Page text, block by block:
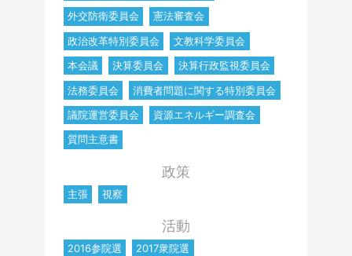
外交防衛委員会
憲法審査会
政治改革特別委員会
文教科学委員会
本会議
決算委員会
決算行政監視委員会
法務委員会
消費者問題に関する特別委員会
議院運営委員会
資源エネルギー調査会
質問主意書
政策
主張 視察
活動
2016参院選
2017衆院選